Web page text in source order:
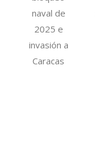
naval de
2025 e
invasión a
Caracas